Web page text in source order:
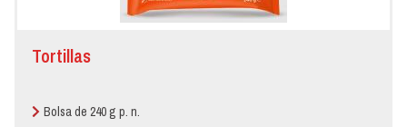
Tortillas
Bolsa de 240 g p. n.